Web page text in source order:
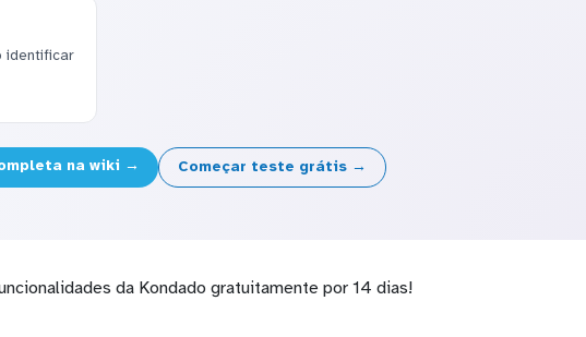
identificar
na wiki → Começar teste grátis →
da Kondado gratuitamente por 14 dias!